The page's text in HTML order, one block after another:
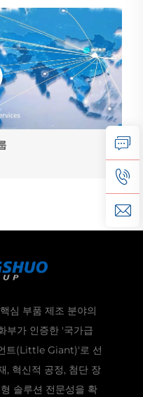
심 부품 제조 분야의
부가 인증한 '국가급
트(Little Giant)'로 선
, 혁신적 공정, 첨단 장
솔루션 전문성을 확